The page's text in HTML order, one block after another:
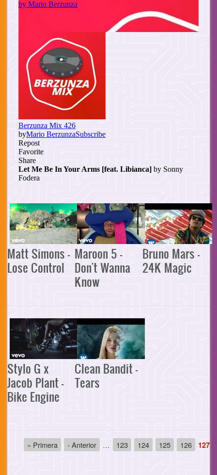
Matt Simons -
Lose Control
Maroon 5 -
Don't Wanna
Know
Bruno Mars -
24K Magic
Stylo G x
Jacob Plant -
Bike Engine
Clean Bandit -
Tears
Paginación
Primera
página
« Primera
Página
anterior
‹ Anterior … Página
123 Página
124 Página
125 Página
126 127